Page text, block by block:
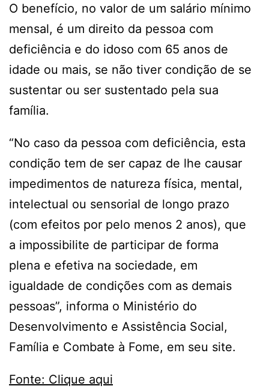
O benefício, no valor de um salário mínimo
mensal, é um direito da pessoa com
deficiência e do idoso com 65 anos de
idade ou mais, se não tiver condição de se
sustentar ou ser sustentado pela sua
família.
“No caso da pessoa com deficiência, esta
condição tem de ser capaz de lhe causar
impedimentos de natureza física, mental,
intelectual ou sensorial de longo prazo
(com efeitos por pelo menos 2 anos), que
a impossibilite de participar de forma
plena e efetiva na sociedade, em
igualdade de condições com as demais
pessoas”, informa o Ministério do
Desenvolvimento e Assistência Social,
Família e Combate à Fome, em seu site.
Fonte: Clique aqui